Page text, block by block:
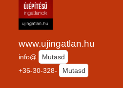
www.ujingatlan.hu
info@
Mutasd
+36-30-328-
Mutasd